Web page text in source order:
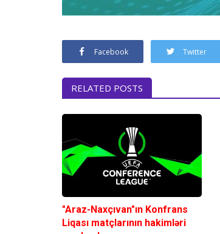
Facebook Twitter
RELATED POSTS
"Araz-Naxçıvan"ın Konfrans
Liqası matçlarının hakimləri